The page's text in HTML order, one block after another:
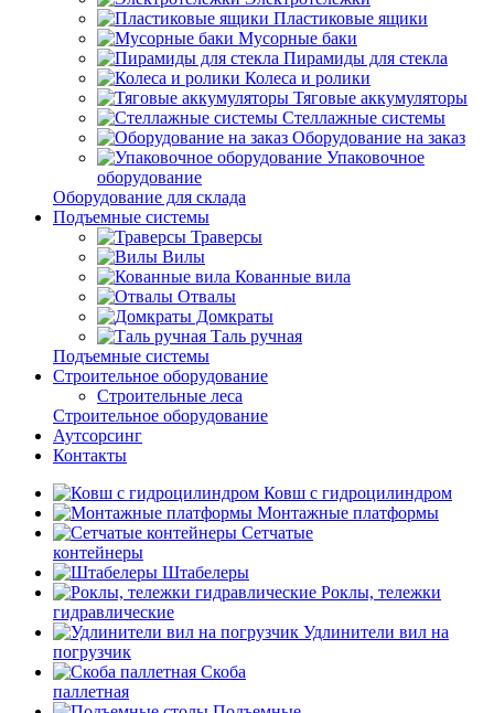
Пластиковые ящики
Мусорные баки
Пирамиды для стекла
Колеса и ролики
Тяговые аккумуляторы
Стеллажные системы
Оборудование на заказ
Упаковочное
оборудование
Оборудование для склада
Подъемные системы
Траверсы
Вилы
Кованные вила
Отвалы
Домкраты
Таль ручная
Подъемные системы
Строительное оборудование
Строительные леса
Строительное оборудование
Аутсорсинг
Контакты
Ковш с гидроцилиндром
Монтажные платформы
Сетчатые
контейнеры
Штабелеры
Роклы, тележки
гидравлические
Удлинители вил на
погрузчик
Скоба
паллетная